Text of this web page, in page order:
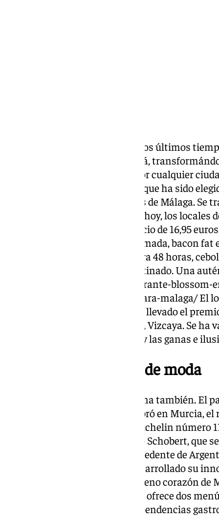
Si hay una comida de moda en los últimos
alimento ha ido mucho más allá,
concepto. Si uno da un paseo por cualquier
un local de hamburguesas. Y la que ha sido
nivel nacional como europeo, es de Málaga. Se
Wayne, de Gottan Grill. A día de hoy, los
infinitas. Lil Wayne, con un precio de 16,95
madurado sobre una mayo ahumada, bacon fat
deshilachado a baja temperatura 48 horas,
de mozzarella y parmesano gratinado. Una
https://www.101tv.es/el-restaurante-
estrella-michelin-numero-11-para-malaga/ El
hamburguesa Lil Wayne se han llevado el
Ha sido celebrado en Barakaldo, Vizcaya. Se
de ingredientes, la originalidad y las ganas e
La cocina de Málaga, de moda
Si Málaga está de moda, su cocina también. El
Gala Michelin 2025 que se celebró en Murcia,
Málaga se llevase su Estrella Michelin número
argentino-malagueño Emiliano Schobert, que
Este chef nación en 1974, y procedente de
Bariloche y la Patagonia- ha desarrollado su
Málaga. La calle Strachan, en pleno corazón de
de Blossom, un restaurante que ofrece dos
estilo en la fusión y las nuevas tendencias